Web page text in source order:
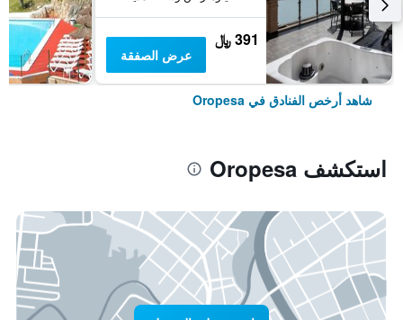
391 ﷼
عرض الصفقة
شاهد أرخص الفنادق في Oropesa
استكشف Oropesa